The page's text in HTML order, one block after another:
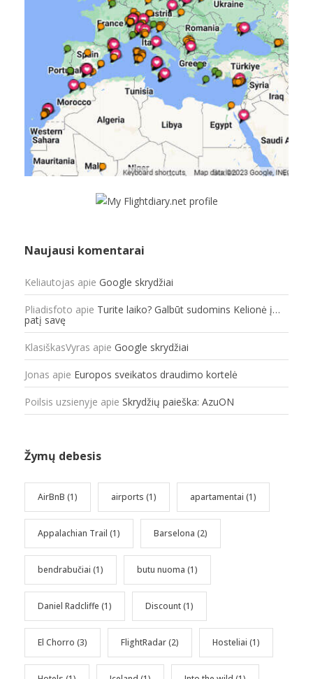
Naujausi komentarai
Keliautojas apie Google skrydžiai
Pliadisfoto apie Turite laiko? Galbūt sudomins Kelionė į…
patį savę
KlasiškasVyras apie Google skrydžiai
Jonas apie Europos sveikatos draudimo kortelė
Poilsis uzsienyje apie Skrydžių paieška: AzuON
Žymų debesis
AirBnB (1) airports (1) apartamentai (1)
Appalachian Trail (1) Barselona (2)
bendrabučiai (1) butu nuoma (1)
Daniel Radcliffe (1) Discount(1)
El Chorro (3) FlightRadar(2) Hosteliai (1)